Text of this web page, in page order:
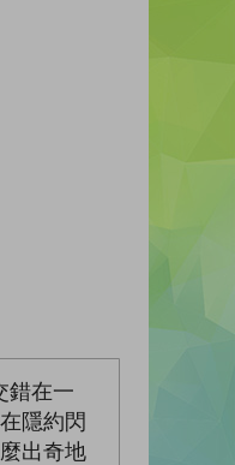
錯在一
隱約閃
出奇地